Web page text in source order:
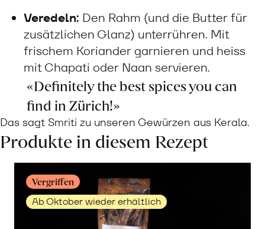
Veredeln: Den Rahm (und die Butter für
zusätzlichen Glanz) unterrühren. Mit
frischem Koriander garnieren und heiss
mit Chapati oder Naan servieren.
«Definitely the best spices you can
find in Zürich!»
Das sagt Smriti zu unseren Gewürzen aus Kerala.
Produkte in diesem Rezept
Vergriffen
Ab Oktober wieder erhältlich